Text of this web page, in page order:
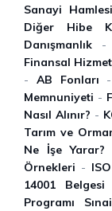
Sanayi
Diğer Hibe
Danışmanlık -
Finansal
- AB Fonları -
Memnuniyeti -
Nasıl Alınır? -
Tarım ve
Ne İşe Yarar?
Örnekleri -
14001 Belgesi
Programı